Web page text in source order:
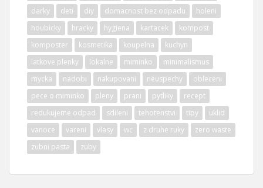
darky
deti diy domacnost bez odpadu
holeni
houbicky
hracky hygiena kartacek
kompost
komposter
kosmetika koupelna
kuchyn
latkove plenky
lokalne miminko
minimalismus
mycka
nadobi nakupovani neuspechy
obleceni
pece o miminko
pleny prani pytliky
recept
redukujeme odpad
sdileni tehotenstvi tipy
uklid
vanoce
vareni vlasy wc z druhe ruky
zero waste
zubni pasta
zuby